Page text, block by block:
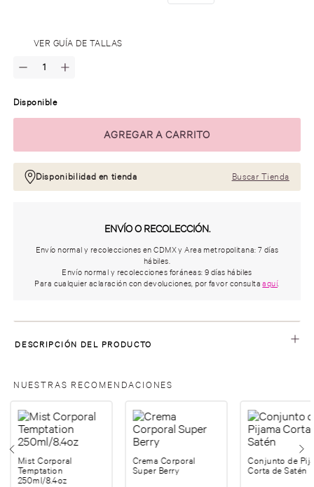
VER GUÍA DE TALLAS
Disponible
Disponibilidad en tienda Buscar Tienda
ENVÍO O RECOLECCIÓN.
Envío normal y recolecciones en CDMX y Area metropolitana: 7 días
hábiles.
Envío normal y recolecciones foráneas: 9 días hábiles
Para cualquier aclaración con devoluciones, por favor consultaaquí.
DESCRIPCIÓN DEL PRODUCTO
NUESTRAS RECOMENDACIONES
Mist Corporal
Temptation
250ml/8.4oz
Crema Corporal
Super Berry
Conjunto de
Corta de Satén